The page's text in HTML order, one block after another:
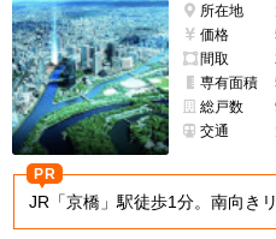
所在地
価格
間取
専有面積
総戸数
交通
PR
JR「京橋」駅徒歩1分。南向き